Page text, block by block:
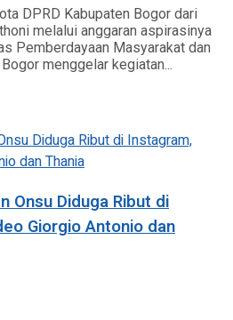
DPRD Kabupaten Bogor dari
melalui anggaran aspirasinya
Pemberdayaan Masyarakat dan
menggelar kegiatan...
Onsu Diduga Ribut di
Giorgio Antonio dan